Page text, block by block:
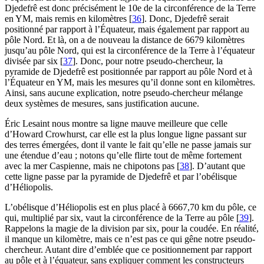
Djedefrê est donc précisément le 10e de la circonférence de la Terre
en YM, mais remis en kilomètres [36]. Donc, Djedefrê serait
positionné par rapport à l’Équateur, mais également par rapport au
pôle Nord. Et là, on a de nouveau la distance de 6679 kilomètres
jusqu’au pôle Nord, qui est la circonférence de la Terre à l’équateur
divisée par six [37]. Donc, pour notre pseudo-chercheur, la
pyramide de Djedefrê est positionnée par rapport au pôle Nord et à
l’Équateur en YM, mais les mesures qu’il donne sont en kilomètres.
Ainsi, sans aucune explication, notre pseudo-chercheur mélange
deux systèmes de mesures, sans justification aucune.
Éric Lesaint nous montre sa ligne mauve meilleure que celle
d’Howard Crowhurst, car elle est la plus longue ligne passant sur
des terres émergées, dont il vante le fait qu’elle ne passe jamais sur
une étendue d’eau ; notons qu’elle flirte tout de même fortement
avec la mer Caspienne, mais ne chipotons pas [38]. D’autant que
cette ligne passe par la pyramide de Djedefrê et par l’obélisque
d’Héliopolis.
L’obélisque d’Héliopolis est en plus placé à 6667,70 km du pôle, ce
qui, multiplié par six, vaut la circonférence de la Terre au pôle [39].
Rappelons la magie de la division par six, pour la coudée. En réalité,
il manque un kilomètre, mais ce n’est pas ce qui gêne notre pseudo-
chercheur. Autant dire d’emblée que ce positionnement par rapport
au pôle et à l’équateur, sans expliquer comment les constructeurs